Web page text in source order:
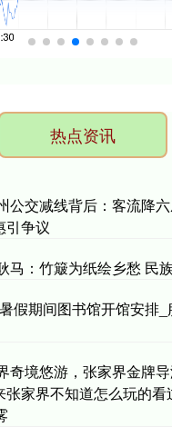
热点资讯
公交减线背后：客流降
引争议
马：竹簸为纸绘乡愁 民
假期间图书馆开馆安排_
奇境悠游，张家界金牌
张家界不知道怎么玩的看